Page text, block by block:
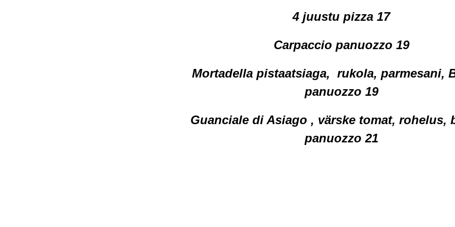
4 juustu pizza 17
Carpaccio panuozzo 19
Mortadella pistaatsiaga, rukola, parmesani,
panuozzo 19
Guanciale di Asiago , värske tomat, rohelus,
panuozzo 21